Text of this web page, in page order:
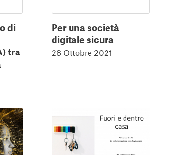
di
tra
Per una società
digitale sicura
28 Ottobre 2021